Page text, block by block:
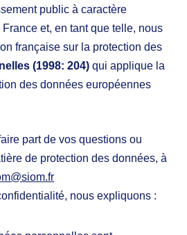
public à caractère
et, en tant que telle, nous
française sur la protection des
(1998: 204) qui applique la
des données européennes
part de vos questions ou
de protection des données, à
nous expliquons :